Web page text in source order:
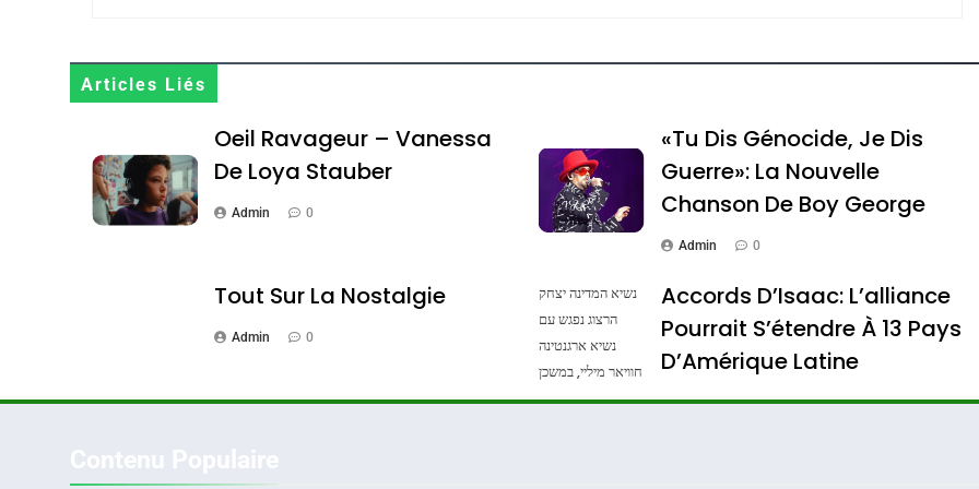
Articles Liés
Oeil Ravageur – Vanessa
De Loya Stauber
Admin 0
«Tu Dis Génocide, Je Dis
Guerre»: La Nouvelle
Chanson De Boy George
Admin 0
Tout Sur La Nostalgie
Admin 0
נשיא המדינה יצחק
הרצוג נפגש עם
נשיא ארגנטינה
חוויאר מיליי, במשכן
הנשיא בירושלים.
Accords D’Isaac: L’alliance
Pourrait S’étendre À 13 Pays
D’Amérique Latine
Admin 0
Terroir
Oeil Ravageur – Vanessa De Loya Stauber